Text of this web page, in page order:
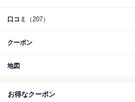
口コミ （207）
クーポン
地図
お得なクーポン